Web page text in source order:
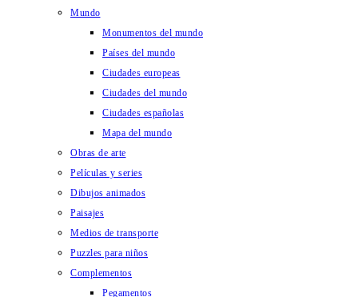
Mundo
Monumentos del mundo
Países del mundo
Ciudades europeas
Ciudades del mundo
Ciudades españolas
Mapa del mundo
Obras de arte
Películas y series
Dibujos animados
Paisajes
Medios de transporte
Puzzles para niños
Complementos
Pegamentos